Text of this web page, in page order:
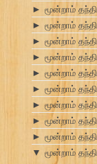
► மூன்றாம்
► மூன்றாம்
► மூன்றாம்
► மூன்றாம்
► மூன்றாம்
► மூன்றாம்
► மூன்றாம்
► மூன்றாம்
► மூன்றாம்
▼ மூன்றாம்